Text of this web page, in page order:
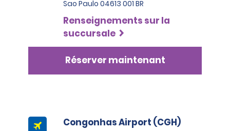
Sao Paulo 04613 001 BR
Renseignements sur la
succursale
Réserver maintenant
Congonhas Airport (CGH)